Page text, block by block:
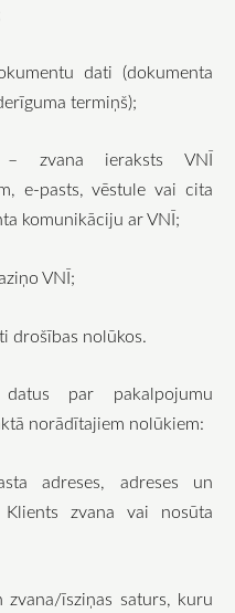
dati (dokumenta
termiņš);
– zvana ieraksts VNĪ
e-pasts, vēstule vai cita
komunikāciju ar VNĪ;
VNĪ;
drošības nolūkos.
par pakalpojumu
norādītajiem nolūkiem:
adreses, adreses un
zvana vai nosūta
īsziņas saturs, kuru